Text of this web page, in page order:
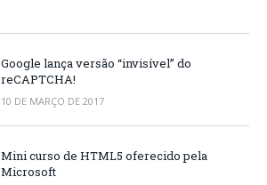
Google lança versão “invisível” do
reCAPTCHA!
10 DE MARÇO DE 2017
Mini curso de HTML5 oferecido pela
Microsoft